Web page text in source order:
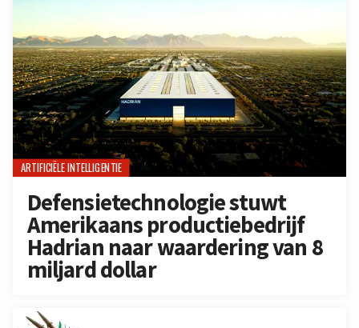
ARTIFICIËLE INTELLIGENTIE
Defensietechnologie stuwt
Amerikaans productiebedrijf
Hadrian naar waardering van 8
miljard dollar